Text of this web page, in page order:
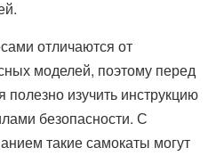
отличаются от
моделей, поэтому перед
изучить инструкцию
безопасности. С
такие самокаты могут